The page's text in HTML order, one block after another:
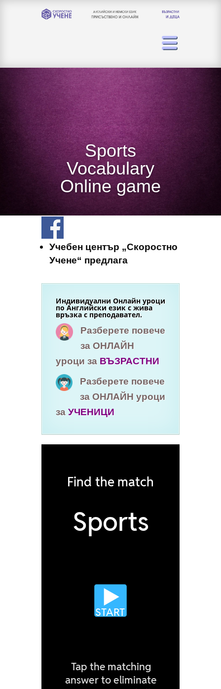
Sports
Vocabulary
Online game
Учебен център „Скоростно
Учене“ предлага
Индивидуални Онлайн уроци
по Английски език с жива
връзка с преподавател.
Разберете повече
за ОНЛАЙН
уроци за ВЪЗРАСТНИ
Разберете повече
за ОНЛАЙН уроци
за УЧЕНИЦИ